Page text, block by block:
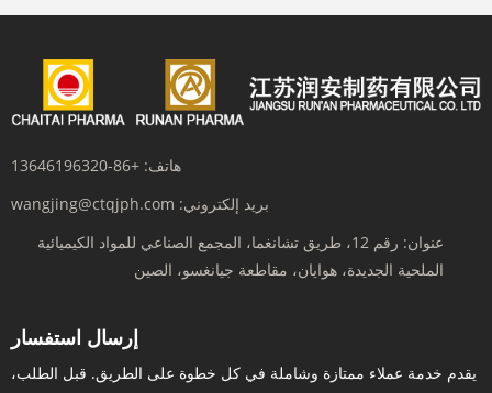
هاتف: +86-13646196320
بريد إلكتروني: wangjing@ctqjph.com
عنوان:
رقم 12، طريق تشانغما، المجمع الصناعي للمواد الكيميائية
الملحية الجديدة، هوايان، مقاطعة جيانغسو، الصين
إرسال استفسار
يقدم خدمة عملاء ممتازة وشاملة في كل خطوة على الطريق. قبل الطلب،